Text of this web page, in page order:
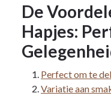
De
Hapjes:
Perfect om te
Variatie aan